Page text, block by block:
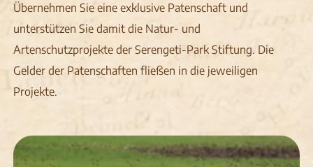
Übernehmen Sie eine exklusive Patenschaft und
unterstützen Sie damit die Natur- und
Artenschutzprojekte der Serengeti-Park Stiftung. Die
Gelder der Patenschaften fließen in die jeweiligen
Projekte.